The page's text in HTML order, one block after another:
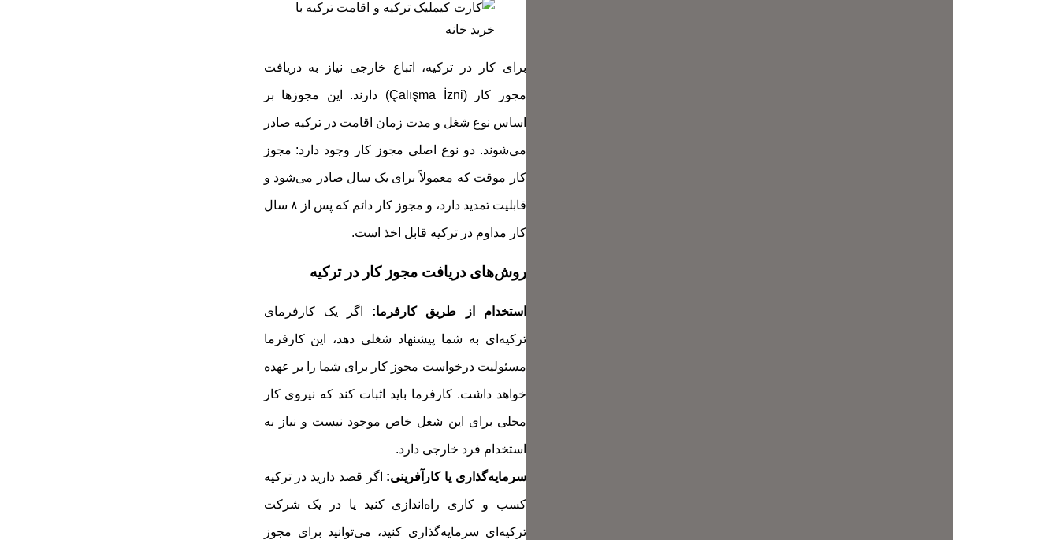
برای کار در ترکیه، اتباع خارجی نیاز به دریافت
مجوز کار (Çalışma İzni) دارند. این مجوزها بر
اساس نوع شغل و مدت زمان اقامت در ترکیه صادر
می‌شوند. دو نوع اصلی مجوز کار وجود دارد: مجوز
کار موقت که معمولاً برای یک سال صادر می‌شود و
قابلیت تمدید دارد، و مجوز کار دائم که پس از ۸ سال
کار مداوم در ترکیه قابل اخذ است.
روش‌های دریافت مجوز کار در ترکیه
استخدام از طریق کارفرما: اگر یک کارفرمای
ترکیه‌ای به شما پیشنهاد شغلی دهد، این کارفرما
مسئولیت درخواست مجوز کار برای شما را بر عهده
خواهد داشت. کارفرما باید اثبات کند که نیروی کار
محلی برای این شغل خاص موجود نیست و نیاز به
استخدام فرد خارجی دارد.
سرمایه‌گذاری یا کارآفرینی: اگر قصد دارید در ترکیه
کسب و کاری راه‌اندازی کنید یا در یک شرکت
ترکیه‌ای سرمایه‌گذاری کنید، می‌توانید برای مجوز